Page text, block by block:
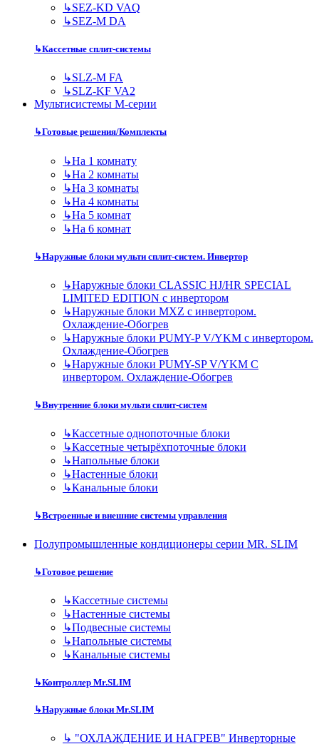
↳SEZ-KD VAQ
↳SEZ-M DA
↳Кассетные сплит-системы
↳SLZ-M FA
↳SLZ-KF VA2
Мультисистемы M-серии
↳Готовые решения/Комплекты
↳На 1 комнату
↳На 2 комнаты
↳На 3 комнаты
↳На 4 комнаты
↳На 5 комнат
↳На 6 комнат
↳Наружные блоки мульти сплит-систем. Инвертор
↳Наружные блоки CLASSIC HJ/HR SPECIAL
LIMITED EDITION с инвертором
↳Наружные блоки MXZ с инвертором.
Охлаждение-Обогрев
↳Наружные блоки PUMY-P V/YKM с инвертором.
Охлаждение-Обогрев
↳Наружные блоки PUMY-SP V/YKM С
инвертором. Охлаждение-Обогрев
↳Внутренние блоки мульти сплит-систем
↳Кассетные однопоточные блоки
↳Кассетные четырёхпоточные блоки
↳Напольные блоки
↳Настенные блоки
↳Канальные блоки
↳Встроенные и внешние системы управления
Полупромышленные кондиционеры серии MR. SLIM
↳Готовое решение
↳Кассетные системы
↳Настенные системы
↳Подвесные системы
↳Напольные системы
↳Канальные системы
↳Контроллер Mr.SLIM
↳Наружные блоки Mr.SLIM
↳ "ОХЛАЖДЕНИЕ И НАГРЕВ" Инверторные